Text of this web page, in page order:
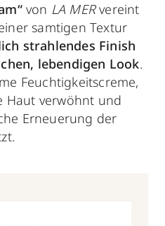
von LA MERvereint
samtigen Textur
strahlendes Finish
lebendigen Look.
Feuchtigkeitscreme,
Haut verwöhnt und
Erneuerung der